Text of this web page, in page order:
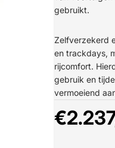
gebruikt.
Zelfverzekerd
en trackdays,
rijcomfort.
gebruik en
vermoeiend